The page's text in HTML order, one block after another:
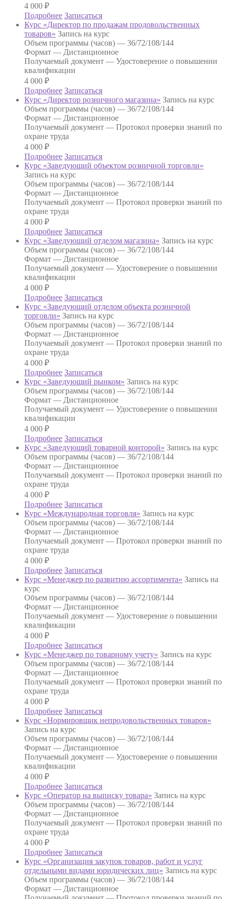
4 000 ₽
Подробнее Записаться
Курс «Директор по продажам продовольственных
товаров» Запись на курс
Объем программы (часов) — 36/72/108/144
Формат — Дистанционное
Получаемый документ — Удостоверение о повышении
квалификации
4 000 ₽
Подробнее Записаться
Курс «Директор розничного магазина» Запись на курс
Объем программы (часов) — 36/72/108/144
Формат — Дистанционное
Получаемый документ — Протокол проверки знаний по
охране труда
4 000 ₽
Подробнее Записаться
Курс «Заведующий объектом розничной торговли»
Запись на курс
Объем программы (часов) — 36/72/108/144
Формат — Дистанционное
Получаемый документ — Протокол проверки знаний по
охране труда
4 000 ₽
Подробнее Записаться
Курс «Заведующий отделом магазина» Запись на курс
Объем программы (часов) — 36/72/108/144
Формат — Дистанционное
Получаемый документ — Удостоверение о повышении
квалификации
4 000 ₽
Подробнее Записаться
Курс «Заведующий отделом объекта розничной
торговли» Запись на курс
Объем программы (часов) — 36/72/108/144
Формат — Дистанционное
Получаемый документ — Протокол проверки знаний по
охране труда
4 000 ₽
Подробнее Записаться
Курс «Заведующий рынком» Запись на курс
Объем программы (часов) — 36/72/108/144
Формат — Дистанционное
Получаемый документ — Удостоверение о повышении
квалификации
4 000 ₽
Подробнее Записаться
Курс «Заведующий товарной конторой» Запись на курс
Объем программы (часов) — 36/72/108/144
Формат — Дистанционное
Получаемый документ — Протокол проверки знаний по
охране труда
4 000 ₽
Подробнее Записаться
Курс «Международная торговля» Запись на курс
Объем программы (часов) — 36/72/108/144
Формат — Дистанционное
Получаемый документ — Протокол проверки знаний по
охране труда
4 000 ₽
Подробнее Записаться
Курс «Менеджер по развитию ассортимента» Запись на
курс
Объем программы (часов) — 36/72/108/144
Формат — Дистанционное
Получаемый документ — Удостоверение о повышении
квалификации
4 000 ₽
Подробнее Записаться
Курс «Менеджер по товарному учету» Запись на курс
Объем программы (часов) — 36/72/108/144
Формат — Дистанционное
Получаемый документ — Протокол проверки знаний по
охране труда
4 000 ₽
Подробнее Записаться
Курс «Нормировщик непродовольственных товаров»
Запись на курс
Объем программы (часов) — 36/72/108/144
Формат — Дистанционное
Получаемый документ — Удостоверение о повышении
квалификации
4 000 ₽
Подробнее Записаться
Курс «Оператор на выписку товара» Запись на курс
Объем программы (часов) — 36/72/108/144
Формат — Дистанционное
Получаемый документ — Протокол проверки знаний по
охране труда
4 000 ₽
Подробнее Записаться
Курс «Организация закупок товаров, работ и услуг
отдельными видами юридических лиц» Запись на курс
Объем программы (часов) — 36/72/108/144
Формат — Дистанционное